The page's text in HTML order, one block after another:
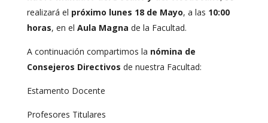
realizará el próximo lunes 18 de Mayo, a las 10:00
horas, en el Aula Magna de la Facultad.
A continuación compartimos la nómina de
Consejeros Directivos de nuestra Facultad:
Estamento Docente
Profesores Titulares